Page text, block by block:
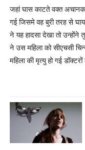
जहां घास काटते वक्त
गई जिसमे वह बुरी तरह से
ने यह हादसा देखा तो उन्होंने
ने उस महिला को सीएचसी
महिला की मृत्यु हो गई डॉक्टरों